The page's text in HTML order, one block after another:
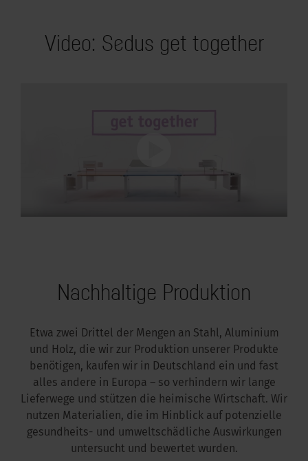
Video: Sedus get together
Nachhaltige Produktion
Etwa zwei Drittel der Mengen an Stahl, Aluminium
und Holz, die wir zur Produktion unserer Produkte
benötigen, kaufen wir in Deutschland ein und fast
alles andere in Europa – so verhindern wir lange
Lieferwege und stützen die heimische Wirtschaft. Wir
nutzen Materialien, die im Hinblick auf potenzielle
gesundheits- und umweltschädliche Auswirkungen
untersucht und bewertet wurden.